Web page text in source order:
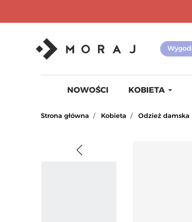
NOWOŚCI KOBIETA
Strona główna Kobieta Odzież damska